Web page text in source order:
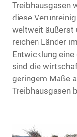
Treibhausgasen
diese
weltweit äußerst
reichen Länder
Entwicklung
sind die
geringem Maße
Treibhausgasen